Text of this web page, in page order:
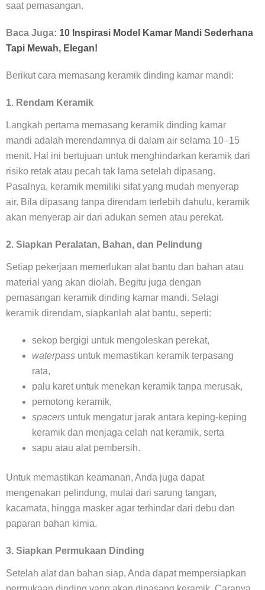
saat pemasangan.
Baca Juga: 10 Inspirasi Model Kamar Mandi Sederhana
Tapi Mewah, Elegan!
Berikut cara memasang keramik dinding kamar mandi:
1. Rendam Keramik
Langkah pertama memasang keramik dinding kamar
mandi adalah merendamnya di dalam air selama 10–15
menit. Hal ini bertujuan untuk menghindarkan keramik dari
risiko retak atau pecah tak lama setelah dipasang.
Pasalnya, keramik memiliki sifat yang mudah menyerap
air. Bila dipasang tanpa direndam terlebih dahulu, keramik
akan menyerap air dari adukan semen atau perekat.
2. Siapkan Peralatan, Bahan, dan Pelindung
Setiap pekerjaan memerlukan alat bantu dan bahan atau
material yang akan diolah. Begitu juga dengan
pemasangan keramik dinding kamar mandi. Selagi
keramik direndam, siapkanlah alat bantu, seperti:
sekop bergigi untuk mengoleskan perekat,
waterpass untuk memastikan keramik terpasang
rata,
palu karet untuk menekan keramik tanpa merusak,
pemotong keramik,
spacers untuk mengatur jarak antara keping-keping
keramik dan menjaga celah nat keramik, serta
sapu atau alat pembersih.
Untuk memastikan keamanan, Anda juga dapat
mengenakan pelindung, mulai dari sarung tangan,
kacamata, hingga masker agar terhindar dari debu dan
paparan bahan kimia.
3. Siapkan Permukaan Dinding
Setelah alat dan bahan siap, Anda dapat mempersiapkan